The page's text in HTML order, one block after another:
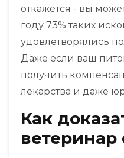
откажется - вы
году 73% таких
удовлетворялись
Даже если ваш
получить
лекарства и даже
Как